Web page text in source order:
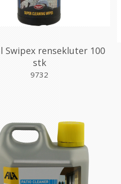
Swipex rensekluter 100
stk
9732